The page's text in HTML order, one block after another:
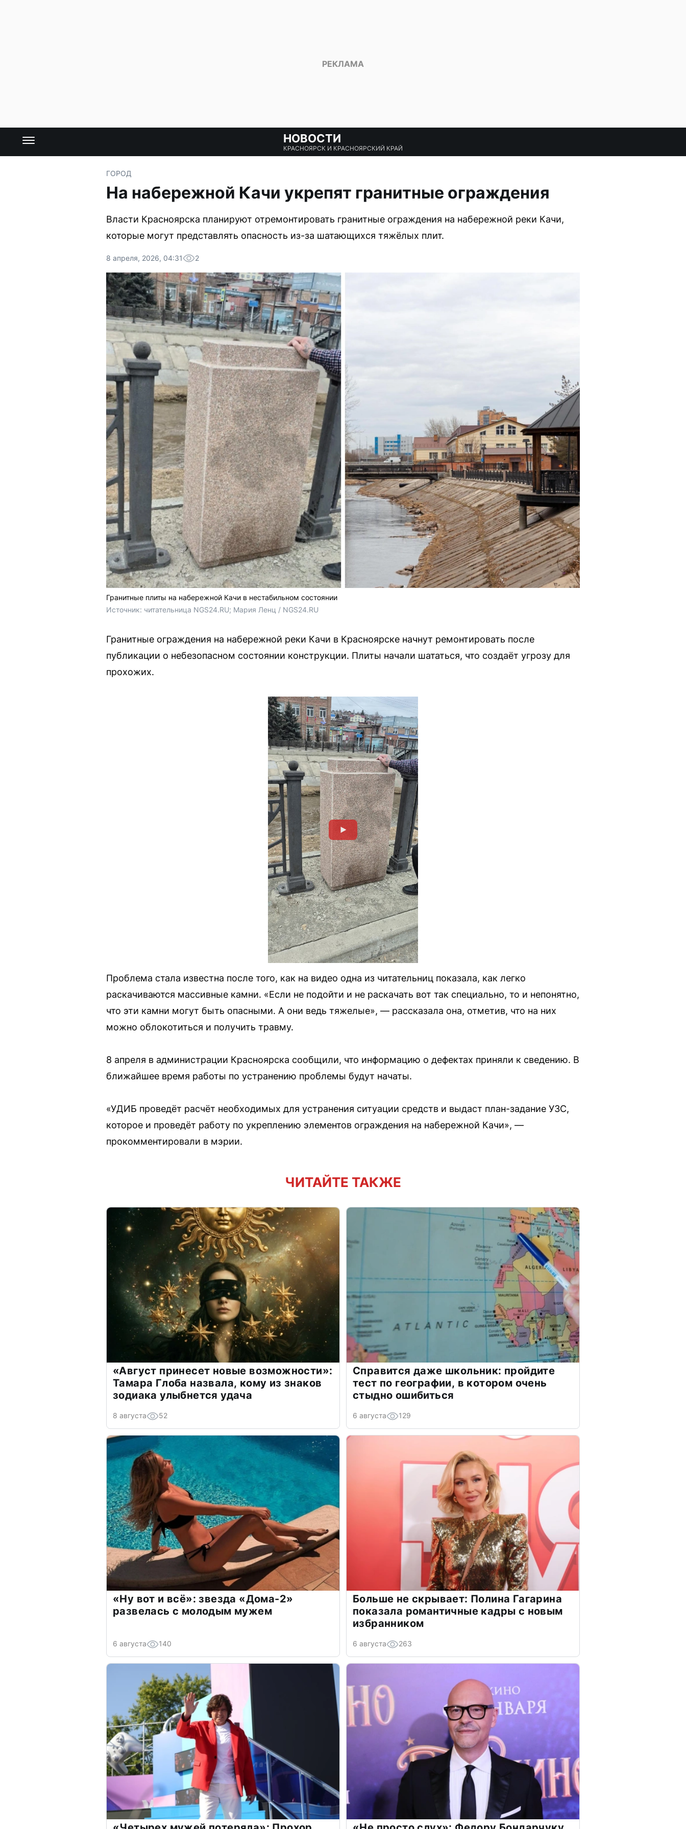
НОВОСТИ
КРАСНОЯРСК И КРАСНОЯРСКИЙ КРАЙ
ГОРОД
На набережной Качи укрепят гранитные ограждения
Власти Красноярска планируют отремонтировать гранитные ограждения на набережной реки Качи,
которые могут представлять опасность из-за шатающихся тяжёлых плит.
8 апреля, 2026, 04:31 2
Гранитные плиты на набережной Качи в нестабильном состоянии
Источник: читательница NGS24.RU; Мария Ленц / NGS24.RU
Гранитные ограждения на набережной реки Качи в Красноярске начнут ремонтировать после
публикации о небезопасном состоянии конструкции. Плиты начали шататься, что создаёт угрозу для
прохожих.
Проблема стала известна после того, как на видео одна из читательниц показала, как легко
раскачиваются массивные камни. «Если не подойти и не раскачать вот так специально, то и непонятно,
что эти камни могут быть опасными. А они ведь тяжелые», — рассказала она, отметив, что на них
можно облокотиться и получить травму.
8 апреля в администрации Красноярска сообщили, что информацию о дефектах приняли к сведению. В
ближайшее время работы по устранению проблемы будут начаты.
«УДИБ проведёт расчёт необходимых для устранения ситуации средств и выдаст план-задание УЗС,
которое и проведёт работу по укреплению элементов ограждения на набережной Качи», —
прокомментировали в мэрии.
ЧИТАЙТЕ ТАКЖЕ
«Август принесет новые возможности»:
Тамара Глоба назвала, кому из знаков
зодиака улыбнется удача
8 августа 52
Справится даже школьник: пройдите
тест по географии, в котором очень
стыдно ошибиться
6 августа 129
«Ну вот и всё»: звезда «Дома-2»
развелась с молодым мужем
6 августа 140
Больше не скрывает: Полина Гагарина
показала романтичные кадры с новым
избранником
6 августа 263